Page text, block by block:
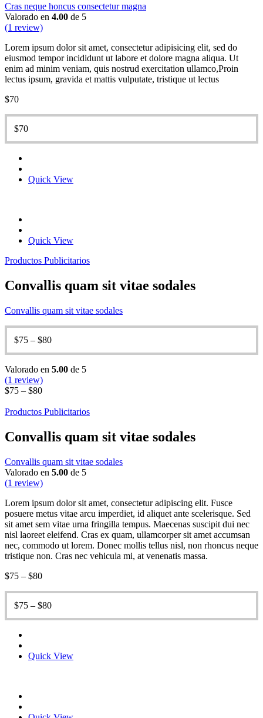
Cras neque honcus consectetur magna
Valorado en 4.00 de 5
(1 review)
Lorem ipsum dolor sit amet, consectetur adipisicing elit, sed do
eiusmod tempor incididunt ut labore et dolore magna aliqua. Ut
enim ad minim veniam, quis nostrud exercitation ullamco,Proin
lectus ipsum, gravida et mattis vulputate, tristique ut lectus
$70
$70
Quick View
Quick View
Productos Publicitarios
Convallis quam sit vitae sodales
Convallis quam sit vitae sodales
$75 – $80
Valorado en 5.00 de 5
(1 review)
$75 – $80
Productos Publicitarios
Convallis quam sit vitae sodales
Convallis quam sit vitae sodales
Valorado en 5.00 de 5
(1 review)
Lorem ipsum dolor sit amet, consectetur adipiscing elit. Fusce
posuere metus vitae arcu imperdiet, id aliquet ante scelerisque. Sed
sit amet sem vitae urna fringilla tempus. Maecenas suscipit dui nec
nisl laoreet eleifend. Cras ex quam, ullamcorper sit amet accumsan
nec, commodo ut lorem. Donec mollis tellus nisl, non rhoncus neque
tristique non. Cras nec vehicula mi, at venenatis massa.
$75 – $80
$75 – $80
Quick View